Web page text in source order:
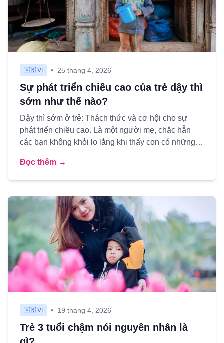
🇻🇳 VI • 25 tháng 4, 2026
Sự phát triển chiều cao của trẻ dậy thì
sớm như thế nào?
Dậy thì sớm ở trẻ: Thách thức và cơ hội cho sự
phát triển chiều cao. Là một người mẹ, chắc hẳn
các bạn không khỏi lo lắng khi thấy con có những
Đọc thêm →
🇻🇳 VI • 19 tháng 4, 2026
Trẻ 3 tuổi chậm nói nguyên nhân là